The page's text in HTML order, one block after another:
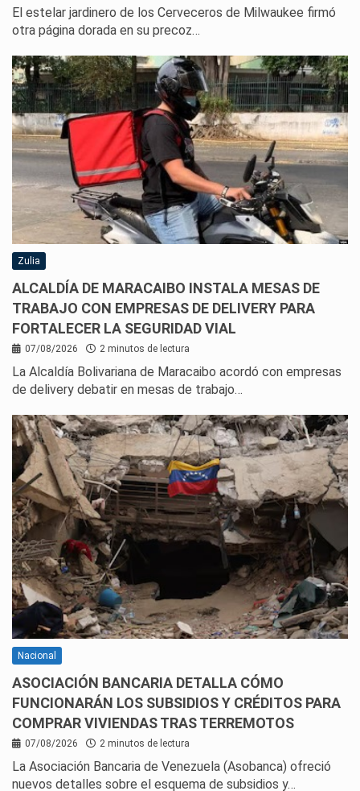
El estelar jardinero de los Cerveceros de Milwaukee firmó
otra página dorada en su precoz…
Zulia
ALCALDÍA DE MARACAIBO INSTALA MESAS DE
TRABAJO CON EMPRESAS DE DELIVERY PARA
FORTALECER LA SEGURIDAD VIAL
07/08/2026 2 minutos de lectura
La Alcaldía Bolivariana de Maracaibo acordó con empresas
de delivery debatir en mesas de trabajo…
Nacional
ASOCIACIÓN BANCARIA DETALLA CÓMO
FUNCIONARÁN LOS SUBSIDIOS Y CRÉDITOS PARA
COMPRAR VIVIENDAS TRAS TERREMOTOS
07/08/2026 2 minutos de lectura
La Asociación Bancaria de Venezuela (Asobanca) ofreció
nuevos detalles sobre el esquema de subsidios y…